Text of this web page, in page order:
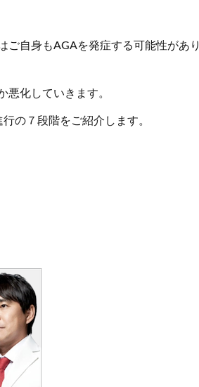
ご自身もAGAを発症する可能性があり
悪化していきます。
の７段階をご紹介します。